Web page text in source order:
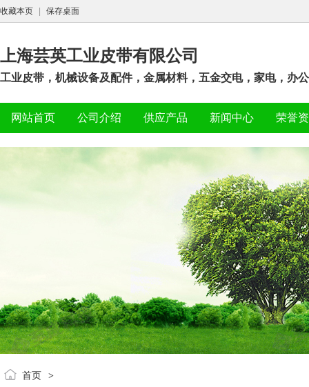
收藏本页 保存桌面
上海芸英工业皮带有限公司
工业皮带，机械设备及配件，金属材料，五金交电，家电，办
网站首页 公司介绍 供应产品 新闻中心 荣誉
首页 >